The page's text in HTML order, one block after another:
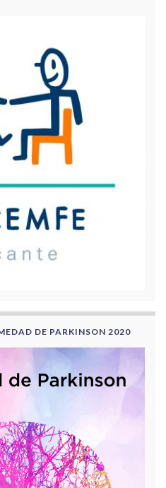
DE PARKINSON 2020